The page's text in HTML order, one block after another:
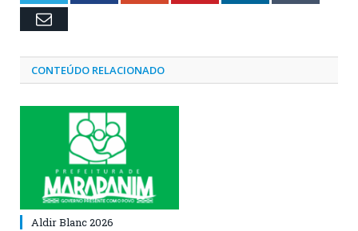
Email
CONTEÚDO RELACIONADO
Aldir Blanc 2026